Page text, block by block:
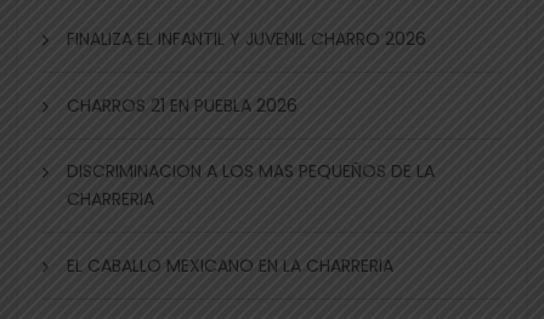
FINALIZA EL INFANTIL Y JUVENIL CHARRO 2026
CHARROS 21 EN PUEBLA 2026
DISCRIMINACION A LOS MAS PEQUEÑOS DE LA
CHARRERIA
EL CABALLO MEXICANO EN LA CHARRERIA